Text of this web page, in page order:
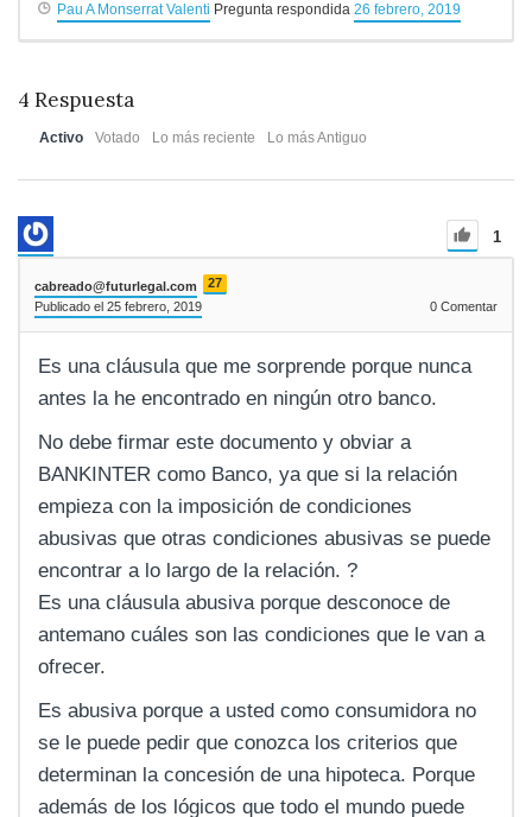
Pau A Monserrat Valenti Pregunta respondida 26 febrero, 2019
4 Respuesta
Activo Votado Lo más reciente Lo más Antiguo
1
cabreado@futurlegal.com
27
Publicado el 25 febrero, 2019
0 Comentar
Es una cláusula que me sorprende porque nunca
antes la he encontrado en ningún otro banco.
No debe firmar este documento y obviar a
BANKINTER como Banco, ya que si la relación
empieza con la imposición de condiciones
abusivas que otras condiciones abusivas se puede
encontrar a lo largo de la relación. ?
Es una cláusula abusiva porque desconoce de
antemano cuáles son las condiciones que le van a
ofrecer.
Es abusiva porque a usted como consumidora no
se le puede pedir que conozca los criterios que
determinan la concesión de una hipoteca. Porque
además de los lógicos que todo el mundo puede